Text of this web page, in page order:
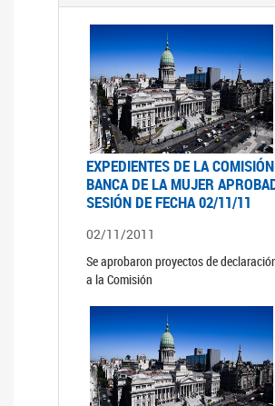
EXPEDIENTES DE LA
BANCA DE LA MUJER
SESIÓN DE FECHA 02/11/11
02/11/2011
Se aprobaron proyectos de
a la Comisión